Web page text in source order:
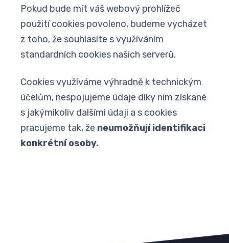
Pokud bude mít váš webový prohlížeč
použití cookies povoleno, budeme vycházet
z toho, že souhlasíte s využíváním
standardních cookies našich serverů.
Cookies využíváme výhradně k technickým
účelům, nespojujeme údaje díky nim získané
s jakýmikoliv dalšími údaji a s cookies
pracujeme tak, že neumožňují identifikaci
konkrétní osoby.